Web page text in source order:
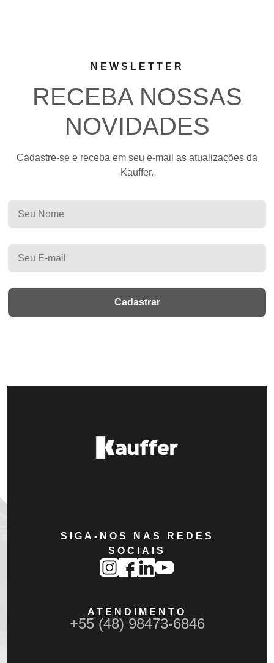
NEWSLETTER
RECEBA NOSSAS
NOVIDADES
Cadastre-se e receba em seu e-mail as atualizações da
Kauffer.
SIGA-NOS NAS REDES
SOCIAIS
ATENDIMENTO
+55 (48) 98473-6846